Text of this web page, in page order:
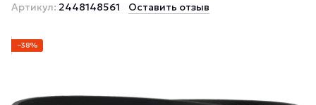
Артикул: 2448148561 Оставить отзыв
−38%